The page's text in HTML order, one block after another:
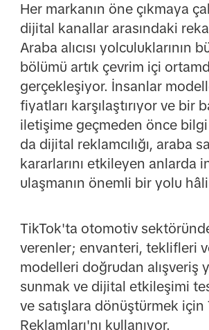
Her markanın öne çıkmaya
dijital kanallar arasındaki
Araba alıcısı yolculuklarının
bölümü artık çevrim içi
gerçekleşiyor. İnsanlar
fiyatları karşılaştırıyor ve bir
iletişime geçmeden önce
da dijital reklamcılığı, araba
kararlarını etkileyen anlarda
ulaşmanın önemli bir yolu
TikTok'ta otomotiv
verenler; envanteri, teklifleri
modelleri doğrudan alışveriş
sunmak ve dijital etkileşimi
ve satışlara dönüştürmek için
Reklamları'nı kullanıyor.